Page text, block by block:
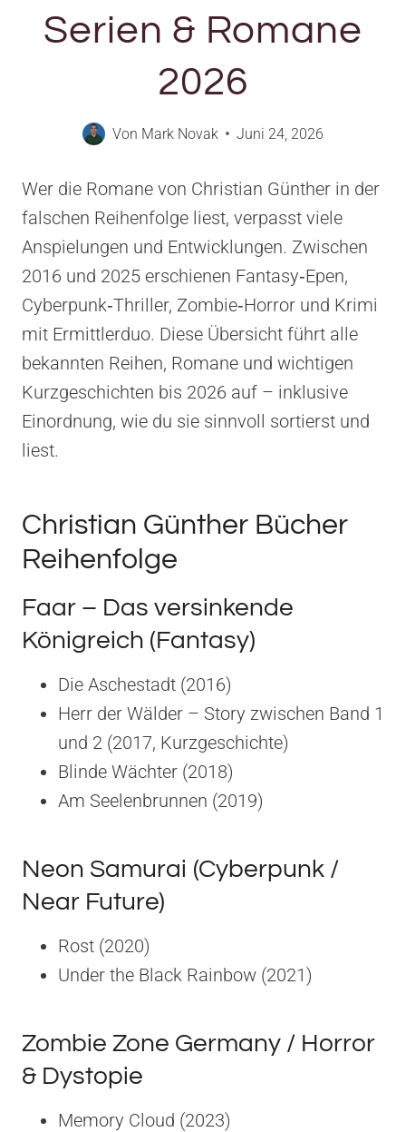
Serien & Romane
2026
Von Mark Novak Juni 24, 2026
Wer die Romane von Christian Günther in der
falschen Reihenfolge liest, verpasst viele
Anspielungen und Entwicklungen. Zwischen
2016 und 2025 erschienen Fantasy‑Epen,
Cyberpunk‑Thriller, Zombie‑Horror und Krimi
mit Ermittlerduo. Diese Übersicht führt alle
bekannten Reihen, Romane und wichtigen
Kurzgeschichten bis 2026 auf – inklusive
Einordnung, wie du sie sinnvoll sortierst und
liest.
Christian Günther Bücher
Reihenfolge
Faar – Das versinkende
Königreich (Fantasy)
Die Aschestadt (2016)
Herr der Wälder – Story zwischen Band 1
und 2 (2017, Kurzgeschichte)
Blinde Wächter (2018)
Am Seelenbrunnen (2019)
Neon Samurai (Cyberpunk /
Near Future)
Rost (2020)
Under the Black Rainbow (2021)
Zombie Zone Germany / Horror
& Dystopie
Memory Cloud (2023)